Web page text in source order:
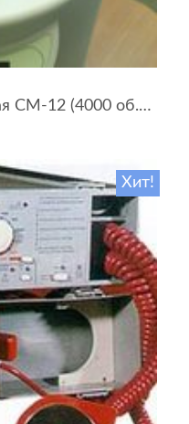
Центрифуга лабораторная СМ-12 (4000 об.мин, 12 пробирок)
Хит!